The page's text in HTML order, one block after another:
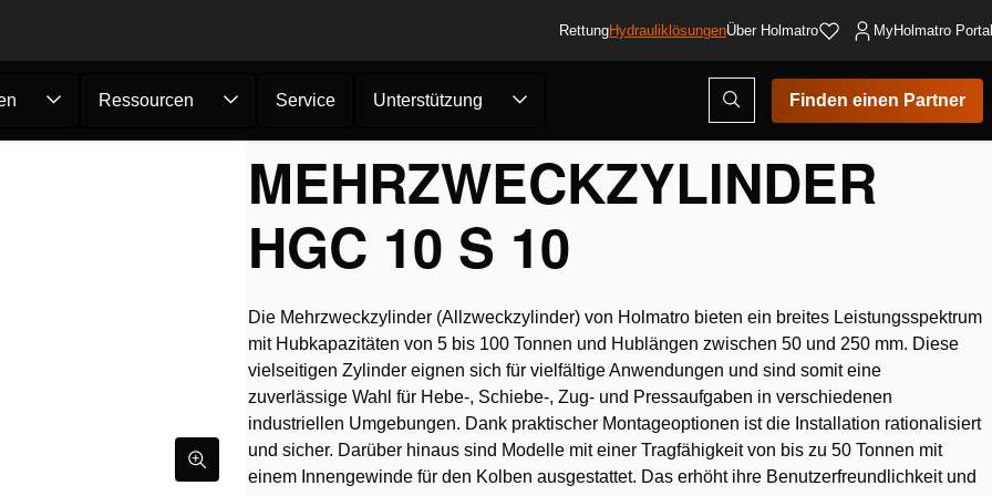
RettungHydrauliklösungenÜber Holmatro MyHolmatro
Ressourcen Service Unterstützung
Suchmodus
öffnen
Finden einen Partner
MEHRZWECKZYLINDER
HGC 10 S 10
Die Mehrzweckzylinder (Allzweckzylinder) von Holmatro bieten ein breites Leistungsspektrum
mit Hubkapazitäten von 5 bis 100 Tonnen und Hublängen zwischen 50 und 250 mm. Diese
vielseitigen Zylinder eignen sich für vielfältige Anwendungen und sind somit eine
zuverlässige Wahl für Hebe-, Schiebe-, Zug- und Pressaufgaben in verschiedenen
industriellen Umgebungen. Dank praktischer Montageoptionen ist die Installation rationalisiert
und sicher. Darüber hinaus sind Modelle mit einer Tragfähigkeit von bis zu 50 Tonnen mit
einem Innengewinde für den Kolben ausgestattet. Das erhöht ihre Benutzerfreundlichkeit und